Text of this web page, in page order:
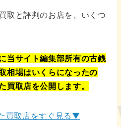
取と評判のお店を、いくつ
当サイト編集部所有の古銭
相場はいくらになったの
買取店を公開します。
買取店をすぐ見る▼